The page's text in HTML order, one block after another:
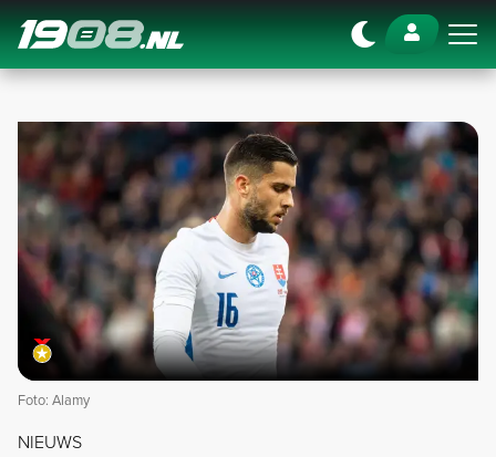
Navigation
Foto: Alamy
NIEUWS